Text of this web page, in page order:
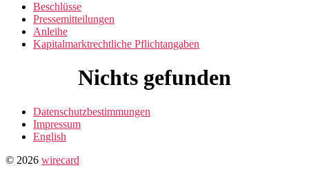
Beschlüsse
Pressemitteilungen
Anleihe
Kapitalmarktrechtliche Pflichtangaben
Nichts gefunden
Datenschutzbestimmungen
Impressum
English
© 2026 wirecard